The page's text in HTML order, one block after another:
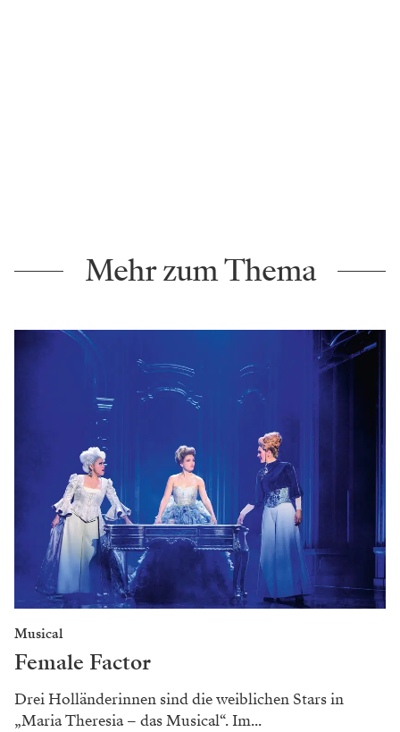
Mehr zum Thema
Musical
Female Factor
Drei Holländerinnen sind die weiblichen Stars in
„Maria Theresia – das Musical“. Im...